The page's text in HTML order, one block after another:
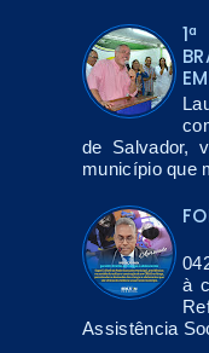
de Salvador,
município que
à
Assistência